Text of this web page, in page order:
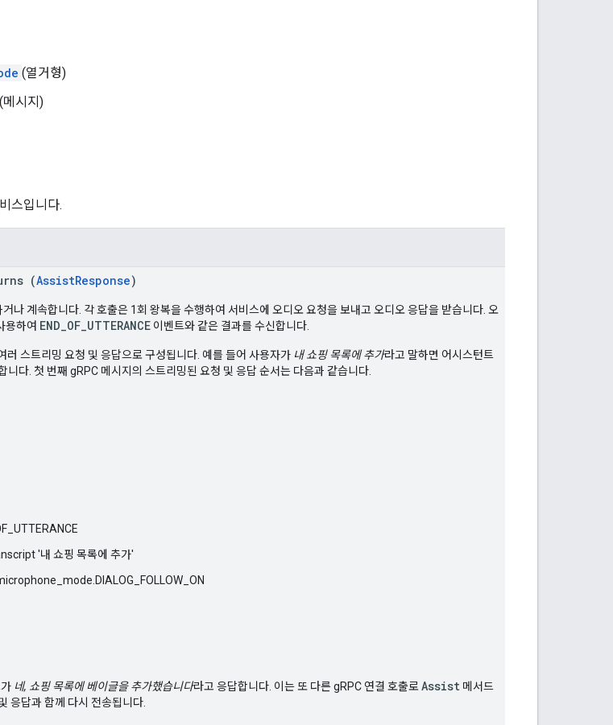
(열거형)
(메시지)
스입니다.
(AssistResponse)
거나 계속합니다. 각 호출은 1회 왕복을 수행하여 서비스에 오디오 요청을 보내고 오디오 응답을 받습니다. 오
용하여 END_OF_UTTERANCE 이벤트와 같은 결과를 수신합니다.
러 스트리밍 요청 및 응답으로 구성됩니다. 예를 들어 사용자가 내 쇼핑 목록에 추가라고 말하면 어시스턴트
니다. 첫 번째 gRPC 메시지의 스트리밍된 요청 및 응답 순서는 다음과 같습니다.
'내 쇼핑 목록에 추가'
네, 쇼핑 목록에 베이글을 추가했습니다라고 응답합니다. 이는 또 다른 gRPC 연결 호출로Assist 메서드
응답과 함께 다시 전송됩니다.